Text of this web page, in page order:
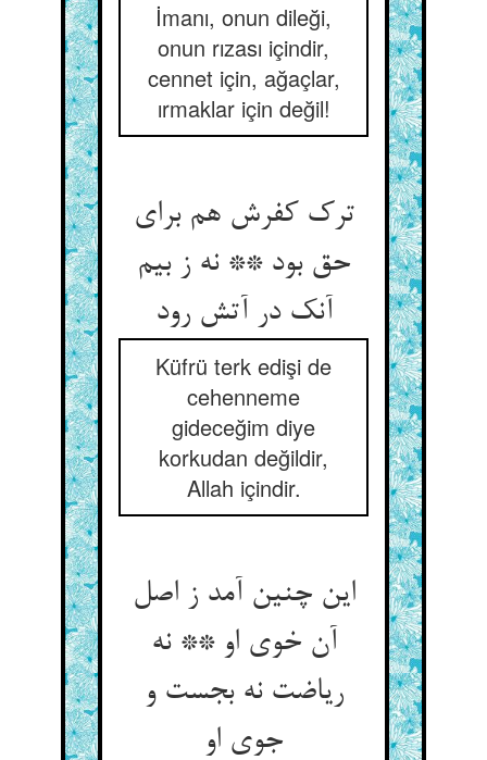
İmanı, onun dileği,
onun rızası içindir,
cennet için, ağaçlar,
ırmaklar için değil!
ترک کفرش هم برای
حق بود ** نه ز بیم
آنک در آتش رود
Küfrü terk edişi de
cehenneme
gideceğim diye
korkudan değildir,
Allah içindir.
این چنین آمد ز اصل
آن خوی او ** نه
ریاضت نه بجست و
جوی او